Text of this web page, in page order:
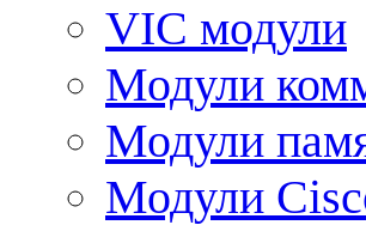
VIC модули
Модули
Модули
Модули